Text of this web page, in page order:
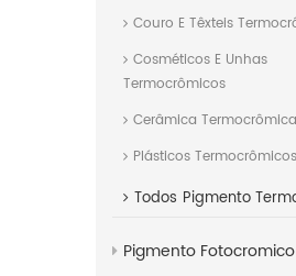
Couro E Têxteis
Cosméticos E Unhas
Termocrômicos
Cerâmica Termocrômica
Plásticos Termocrômicos
Todos Pigmento
Pigmento Fotocromico